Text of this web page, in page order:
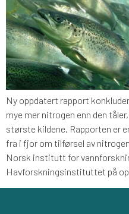
Ny oppdatert rapport
mye mer nitrogen enn den
største kildene. Rapporten er
fra i fjor om tilførsel av
Norsk institutt for
Havforskningsinstituttet på